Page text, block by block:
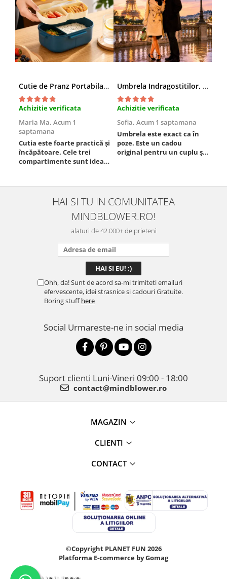
Cutie de Pranz Portabila cu Compartimente
Achizitie verificata
Maria Ma, Acum 1
saptamana
Cutia este foarte practică și
încăpătoare. Cele trei
compartimente sunt ideale
este sigură, fără scurgeri. O
folosesc aproape zilnic la
serviciu și sunt foarte
Umbrela Indragostitilor, Inima rosie
Achizitie verificata
Sofia, Acum 1 saptamana
Umbrela este exact ca în
poze. Este un cadou
original pentru un cuplu și
dimensiunea este
potrivită. Sunt foarte
mulțumită de achiziție și o
recomand celor care vor
HAI SI TU IN COMUNITATEA
MINDBLOWER.RO!
alaturi de 42.000+ de prieteni
Ohh, da! Sunt de acord sa-mi trimiteti emailuri
efervescente, idei strasnice si cadouri Gratuite.
Boring stuffhere
Social Urmareste-ne in social media
Suport clienti Luni-Vineri 09:00 - 18:00
contact@mindblower.ro
MAGAZIN
CLIENTI
CONTACT
©Copyright PLANET FUN 2026
Platforma E-commerce by Gomag